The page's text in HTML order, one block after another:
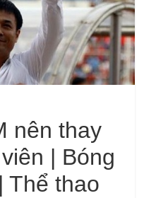
nên thay
| Bóng
Thể thao